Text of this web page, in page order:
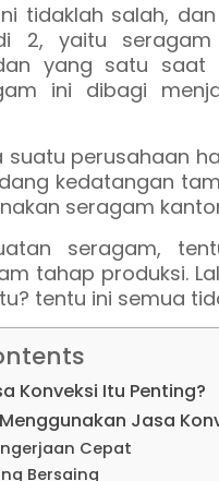
tidaklah salah,
2, yaitu
yang satu saat
ini dibagi
suatu perusahaan
kedatangan
seragam
seragam,
tahap produksi.
tentu ini semua
Konveksi Itu Penting?
Jasa
Cepat
Bersaing